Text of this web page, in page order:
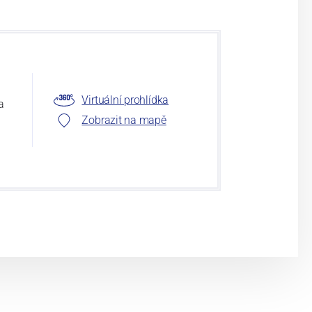
Virtuální prohlídka
Zobrazit na mapě